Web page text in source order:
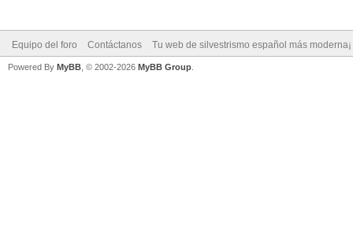
Equipo del foro Contáctanos Tu web de silvestrismo español más moderna¡
Powered By MyBB , © 2002-2026 MyBB Group